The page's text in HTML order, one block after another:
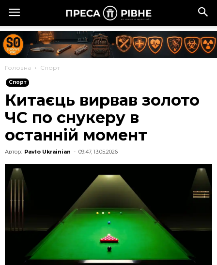
Головна Спорт
Спорт
Китаєць вирвав золото
ЧС по снукеру в
останній момент
Автор: Pavlo Ukrainian - 09:47, 13.05.2026